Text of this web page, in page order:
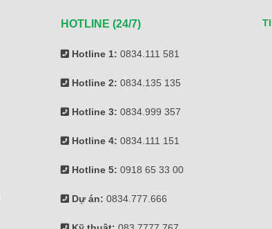
HOTLINE (24/7)
Hotline 1: 0834.111 581
Hotline 2: 0834.135 135
Hotline 3: 0834.999 357
Hotline 4: 0834.111 151
Hotline 5: 0918 65 33 00
Dự án: 0834.777.666